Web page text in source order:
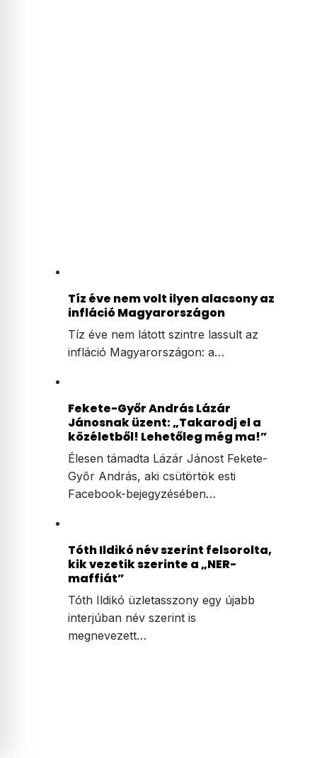
Tíz éve nem volt ilyen alacsony az
infláció Magyarországon
Tíz éve nem látott szintre lassult az
infláció Magyarországon: a…
Fekete-Győr András Lázár
Jánosnak üzent: „Takarodj el a
közéletből! Lehetőleg még ma!”
Élesen támadta Lázár Jánost Fekete-
Győr András, aki csütörtök esti
Facebook-bejegyzésében…
Tóth Ildikó név szerint felsorolta,
kik vezetik szerinte a „NER-
maffiát”
Tóth Ildikó üzletasszony egy újabb
interjúban név szerint is
megnevezett…